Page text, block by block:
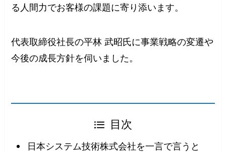
る人間力でお客様の課題に寄り添います。
代表取締役社長の平林 武昭氏に事業戦略の変遷や
今後の成長方針を伺いました。
目次
日本システム技術株式会社を一言で言うと